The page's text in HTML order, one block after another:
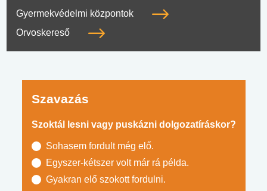
Gyermekvédelmi központok
Orvoskereső
Szavazás
Szoktál lesni vagy puskázni dolgozatíráskor?
Sohasem fordult még elő.
Egyszer-kétszer volt már rá példa.
Gyakran elő szokott fordulni.